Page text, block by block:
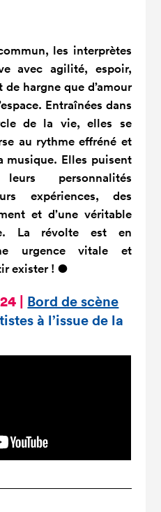
les interprètes
avec agilité, espoir,
hargne que d’amour
Entraînées dans
de la vie, elles se
au rythme effréné et
musique. Elles puisent
personnalités
expériences, des
et d’une véritable
La révolte est en
urgence vitale et
exister ! ●
| Bord de scène
à l’issue de la